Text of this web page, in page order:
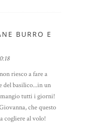
BURRO E
riesco a fare a
del basilico...in un
tutti i giorni!
che questo
cogliere al volo!